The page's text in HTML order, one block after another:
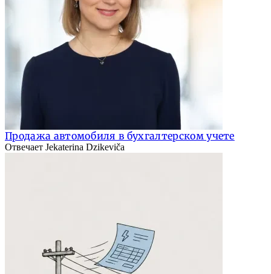
Продажа автомобиля в бухгалтерском учете
Отвечает Jekaterina Dzikeviča